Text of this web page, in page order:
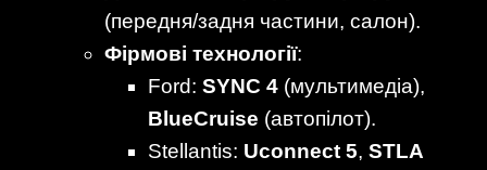
(передня/задня частини, салон).
Фірмові технології:
Ford: SYNC 4 (мультимедіа),
BlueCruise (автопілот).
Stellantis: Uconnect 5, STLA